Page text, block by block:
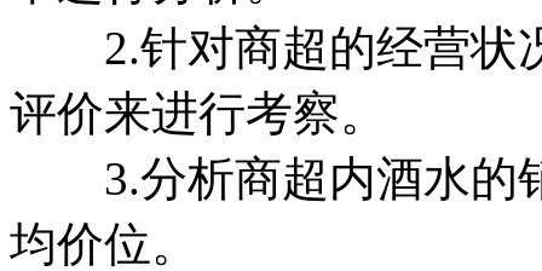
2.针对商超的经营状
评价来进行考察。
3.分析商超内酒水的
均价位。